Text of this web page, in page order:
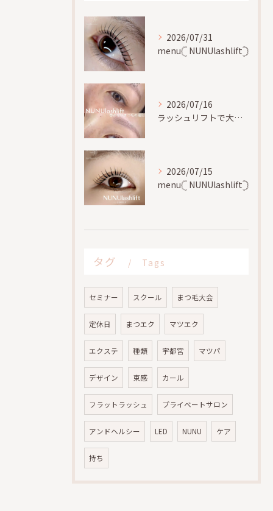
2026/07/31
menu𓊆 NUNUlashlift𓊇
2026/07/16
ラッシュリフトで大切な事、
2026/07/15
menu𓊆 NUNUlashlift𓊇
タグ Tags
セミナー スクール まつ毛大会
定休日 まつエク マツエク
エクステ 種類 宇都宮 マツパ
デザイン 束感 カール
フラットラッシュ プライベートサロン
アンドヘルシー LED NUNU ケア
持ち